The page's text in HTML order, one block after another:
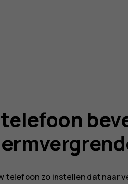
telefoon zo instellen dat naar